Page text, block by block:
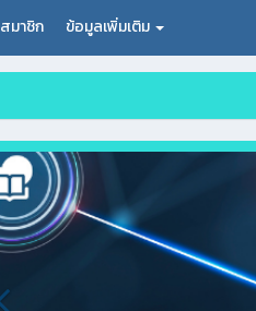
สมาชิก ข้อมูลเพิ่มเติม